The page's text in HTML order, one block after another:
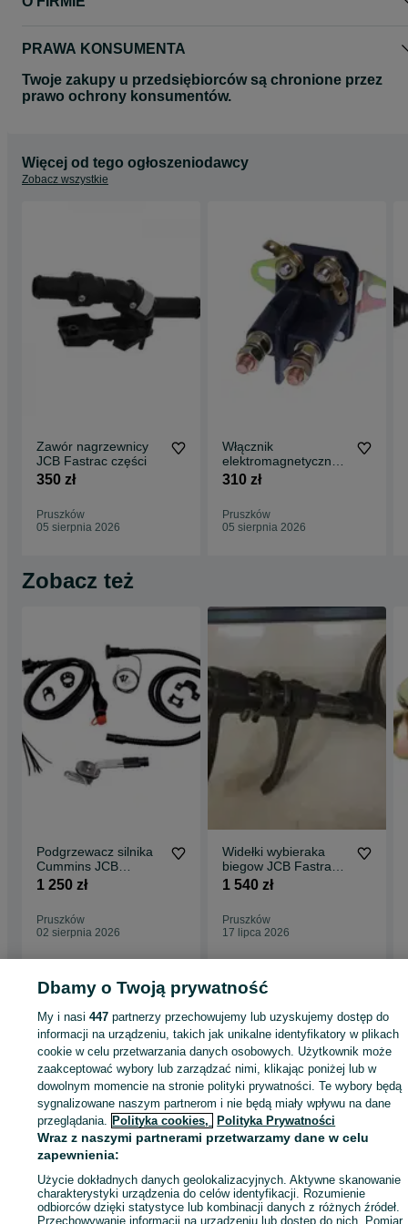
PRAWA KONSUMENTA
Twoje zakupy u przedsiębiorców są chronione przez
prawo ochrony konsumentów.
Więcej od tego ogłoszeniodawcy
Zobacz wszystkie
Zawór nagrzewnicy
JCB Fastrac części
350 zł
Pruszków
05 sierpnia 2026
Włącznik
elektromagnetyczny -
przekaźnik JCB
Fastrac 250,- netto
310 zł
Pruszków
05 sierpnia 2026
Zobacz też
Podgrzewacz silnika
Cummins JCB
Fastrac
1 250 zł
Pruszków
02 sierpnia 2026
Widełki wybieraka
biegow JCB Fastrac -
używane 1250,- netto
1 540 zł
Pruszków
17 lipca 2026
Strona główna Rolnictwo Części do maszyn rolniczych
Części do maszyn
rolniczych - Mazowieckie
Części do maszyn rolniczych - Pruszków
KATEGORIA
ID:998073446 Wyświetlenia:
Zadzwoń / SMS Wyślij wiadomość
Dbamy o Twoją prywatność
My i nasi447 partnerzy przechowujemy lub uzyskujemy dostęp do
informacji na urządzeniu, takich jak unikalne identyfikatory w plikach
cookie w celu przetwarzania danych osobowych. Użytkownik może
zaakceptować wybory lub zarządzać nimi, klikając poniżej lub w
dowolnym momencie na stronie polityki prywatności. Te wybory będą
sygnalizowane naszym partnerom i nie będą miały wpływu na dane
przeglądania. Polityka cookies, Polityka Prywatności
Wraz z naszymi partnerami przetwarzamy dane w celu
zapewnienia:
Użycie dokładnych danych geolokalizacyjnych. Aktywne skanowanie
charakterystyki urządzenia do celów identyfikacji. Rozumienie
odbiorców dzięki statystyce lub kombinacji danych z różnych źródeł.
Przechowywanie informacji na urządzeniu lub dostęp do nich. Pomiar